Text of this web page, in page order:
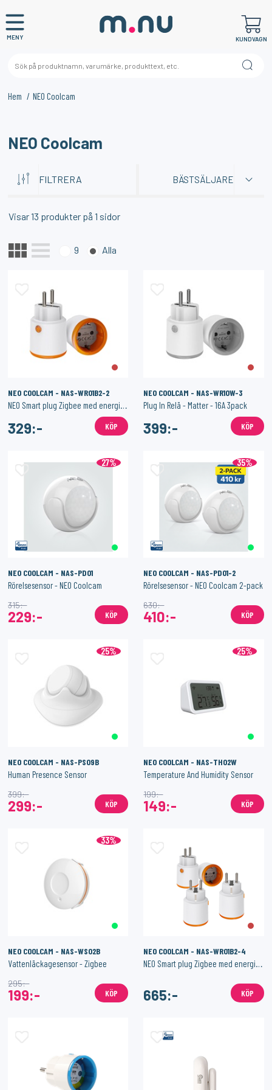
MENY KUNDVAGN
Hem NEO Coolcam
DIG?
159:- 159:-
NEO Coolcam
FILTRERA BÄSTSÄLJARE
Visar13 produkter på1 sidor
9 Alla
NEO COOLCAM - NAS-WR01B2-2
NEO Smart plug Zigbee med energimätning - 2-pack
329:- KÖP
NEO COOLCAM - NAS-WR10W-3
Plug In Relä - Matter - 16A 3pack
399:- KÖP
27%
NEO COOLCAM - NAS-PD01
Rörelsesensor - NEO Coolcam
229:-
315:-
KÖP
35%
NEO COOLCAM - NAS-PD01-2
Rörelsesensor - NEO Coolcam 2-pack
410:-
630:-
KÖP
25%
NEO COOLCAM - NAS-PS09B
Human Presence Sensor
299:-
399:-
KÖP
25%
NEO COOLCAM - NAS-TH02W
Temperature And Humidity Sensor
149:-
199:-
KÖP
33%
NEO COOLCAM - NAS-WS02B
Vattenläckagesensor - Zigbee
199:-
295:-
KÖP
NEO COOLCAM - NAS-WR01B2-4
665:- KÖP